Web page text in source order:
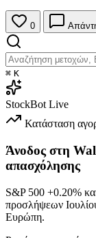
0
⌘ K
StockBot Live
Κατάσταση
Άνοδος στη
απασχόλησης
S&P 500 +0.20%
προσλήψεων
Ευρώπη.